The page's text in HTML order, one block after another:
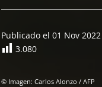
Publicado el 01 Nov 2022
3.080
© Imagen: Carlos Alonzo / AFP